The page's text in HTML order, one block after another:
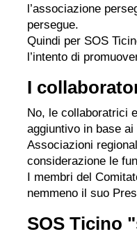
l’associazione
persegue.
Quindi per SOS
l’intento di
I
No, le collaboratrici
aggiuntivo in base
Associazioni
considerazione le
I membri del
nemmeno il suo
SOS Ticino